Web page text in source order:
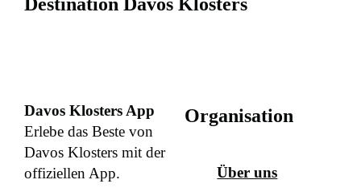
Davos Klosters App
Erlebe das Beste von
Davos Klosters mit der
offiziellen App.
Organisation
Über uns